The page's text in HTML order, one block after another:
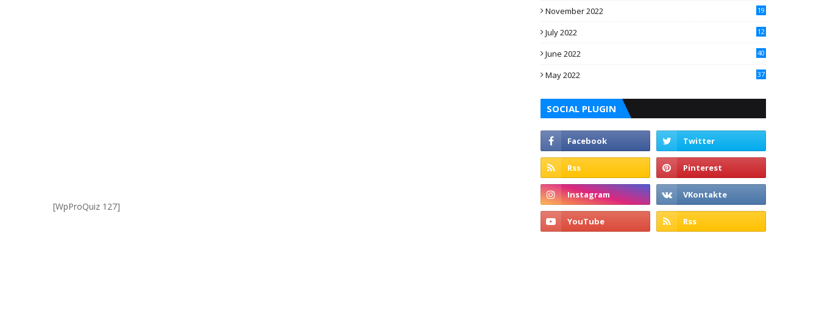
[WpProQuiz 127]
November 2022 19
July 2022 12
June 2022 40
May 2022 37
SOCIAL PLUGIN